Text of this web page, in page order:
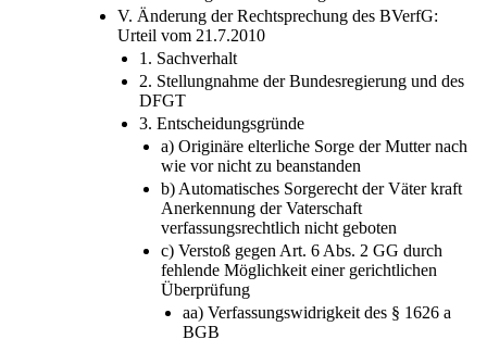
cc) Keine Rechtfertigung der
Ungleichbehandlung
V. Änderung der Rechtsprechung des BVerfG:
Urteil vom 21.7.2010
1. Sachverhalt
2. Stellungnahme der Bundesregierung und des
DFGT
3. Entscheidungsgründe
a) Originäre elterliche Sorge der Mutter nach
wie vor nicht zu beanstanden
b) Automatisches Sorgerecht der Väter kraft
Anerkennung der Vaterschaft
verfassungsrechtlich nicht geboten
c) Verstoß gegen Art. 6 Abs. 2 GG durch
fehlende Möglichkeit einer gerichtlichen
Überprüfung